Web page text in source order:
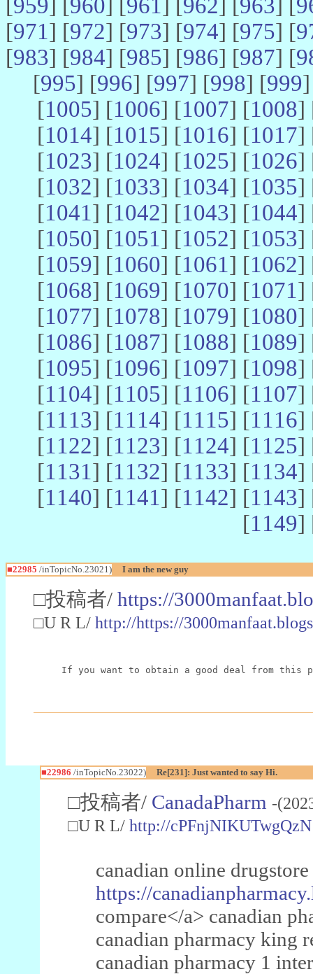
959 960 961 962 963
[971] [972] [973] [974] [975] [
[983] [984] [985] [986] [987] [
[995] [996] [997] [998] [999
[1005] [1006] [1007] [1008]
[1014] [1015] [1016] [1017]
[1023] [1024] [1025] [1026]
[1032] [1033] [1034] [1035]
[1041] [1042] [1043] [1044]
[1050] [1051] [1052] [1053]
[1059] [1060] [1061] [1062]
[1068] [1069] [1070] [1071]
[1077] [1078] [1079] [1080]
[1086] [1087] [1088] [1089]
[1095] [1096] [1097] [1098]
[1104] [1105] [1106] [1107]
[1113] [1114] [1115] [1116]
[1122] [1123] [1124] [1125]
[1131] [1132] [1133] [1134]
[1140] [1141] [1142] [1143]
[1149]
■22985 /inTopicNo.23021) I am the new guy
□投稿者/ https://
□U R L/ http://https://
If you want to obtain a good deal from this
■22986 /inTopicNo.23022) Re[231]: Just wanted to say Hi.
□投稿者/ CanadaPharm -
□U R L/ http://cPFnjNIKUTwgQzN
canadian online
https://
compare</a> canadian
canadian pharmacy king
canadian pharmacy 1